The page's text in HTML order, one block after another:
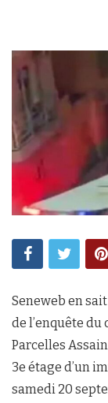
Seneweb en
de l’enquête
Parcelles
3e étage d’un
samedi 20